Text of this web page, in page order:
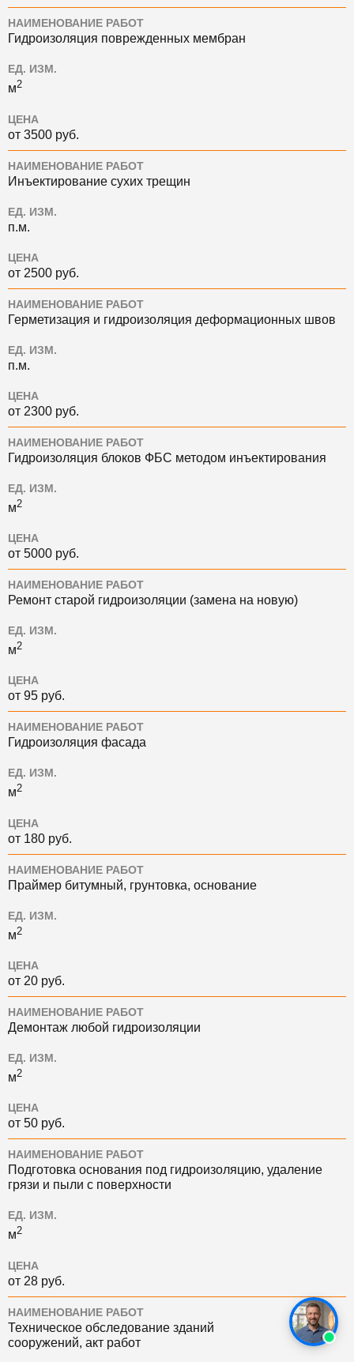
НАИМЕНОВАНИЕ РАБОТ
Гидроизоляция поврежденных мембран
ЕД. ИЗМ.
м2
ЦЕНА
от 3500 руб.
НАИМЕНОВАНИЕ РАБОТ
Инъектирование сухих трещин
ЕД. ИЗМ.
п.м.
ЦЕНА
от 2500 руб.
НАИМЕНОВАНИЕ РАБОТ
Герметизация и гидроизоляция деформационных швов
ЕД. ИЗМ.
п.м.
ЦЕНА
от 2300 руб.
НАИМЕНОВАНИЕ РАБОТ
Гидроизоляция блоков ФБС методом инъектирования
ЕД. ИЗМ.
м2
ЦЕНА
от 5000 руб.
НАИМЕНОВАНИЕ РАБОТ
Ремонт старой гидроизоляции (замена на новую)
ЕД. ИЗМ.
м2
ЦЕНА
от 95 руб.
НАИМЕНОВАНИЕ РАБОТ
Гидроизоляция фасада
ЕД. ИЗМ.
м2
ЦЕНА
от 180 руб.
НАИМЕНОВАНИЕ РАБОТ
Праймер битумный, грунтовка, основание
ЕД. ИЗМ.
м2
ЦЕНА
от 20 руб.
НАИМЕНОВАНИЕ РАБОТ
Демонтаж любой гидроизоляции
ЕД. ИЗМ.
м2
ЦЕНА
от 50 руб.
НАИМЕНОВАНИЕ РАБОТ
Подготовка основания под гидроизоляцию, удаление
грязи и пыли с поверхности
ЕД. ИЗМ.
м2
ЦЕНА
от 28 руб.
НАИМЕНОВАНИЕ РАБОТ
Техническое обследование зданий
сооружений, акт работ